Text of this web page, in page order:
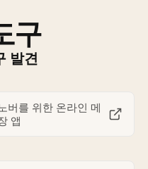
구
발견
버를 위한 온라인 메
앱